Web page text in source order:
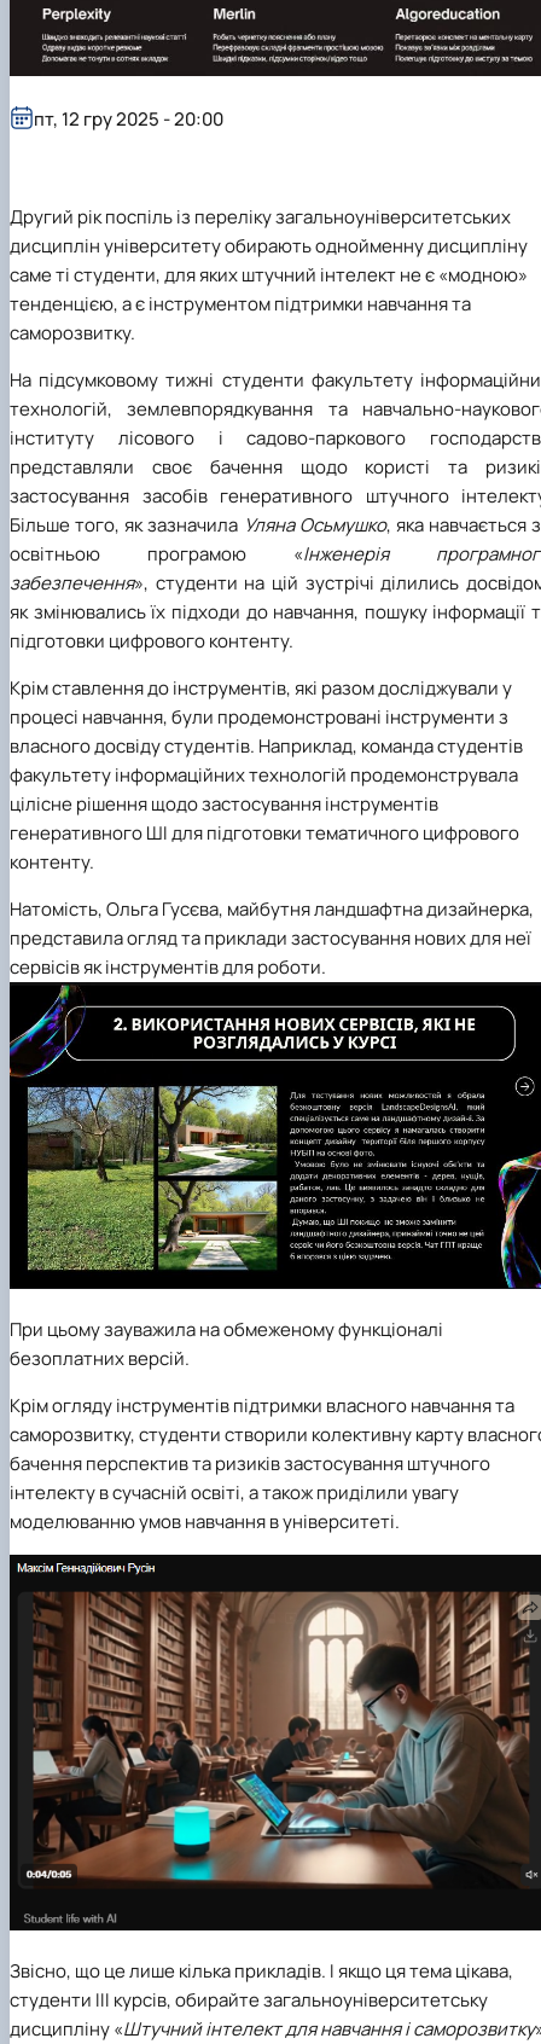
Другий рік поспіль із переліку загальноуніверситетських
дисциплін університету обирають однойменну дисципліну
саме ті студенти, для яких штучний інтелект не є «модною»
тенденцією, а є інструментом підтримки навчання та
саморозвитку.
На підсумковому тижні студенти факультету
технологій, землевпорядкування та навчально-
інституту лісового і садово-паркового
представляли своє бачення щодо користі та
застосування засобів генеративного штучного
Більше того, як зазначила Уляна Осьмушко, яка навчається
освітньою програмою «Інженерія
забезпечення», студенти на цій зустрічі ділились
як змінювались їх підходи до навчання, пошуку інформації
підготовки цифрового контенту.
Крім ставлення до інструментів, які разом досліджували у
процесі навчання, були продемонстровані інструменти з
власного досвіду студентів. Наприклад, команда студентів
факультету інформаційних технологій продемонструвала
цілісне рішення щодо застосування інструментів
генеративного ШІ для підготовки тематичного цифрового
контенту.
Натомість, Ольга Гусєва, майбутня ландшафтна дизайнерка,
представила огляд та приклади застосування нових для неї
сервісів як інструментів для роботи.
При цьому зауважила на обмеженому функціоналі
безоплатних версій.
Крім огляду інструментів підтримки власного навчання та
саморозвитку, студенти створили колективну карту
бачення перспектив та ризиків застосування штучного
інтелекту в сучасній освіті, а також приділили увагу
моделюванню умов навчання в університеті.
Звісно, що це лише кілька прикладів. І якщо ця тема цікава,
студенти ІІІ курсів, обирайте загальноуніверситетську
дисципліну «Штучний інтелект для навчання і саморозвитку
пт, 12 гру 2025 - 20:00